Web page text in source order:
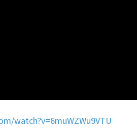
watch?v=6muWZWu9VTU